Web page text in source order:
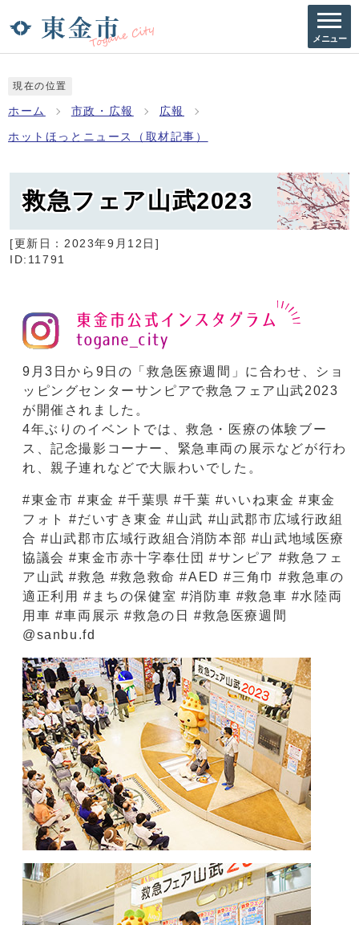
メニュー
現在の位置
ホーム 市政・広報 広報
ホットほっとニュース（取材記事）
救急フェア山武2023
[更新日： 2023年9月12日 ]
ID:11791
9月3日から9日の「救急医療週間」に合わせ、ショ
ッピングセンターサンピアで救急フェア山武2023
が開催されました。
4年ぶりのイベントでは、救急・医療の体験ブー
ス、記念撮影コーナー、緊急車両の展示などが行わ
れ、親子連れなどで大賑わいでした。
#東金市 #東金 #千葉県 #千葉 #いいね東金 #東金
フォト #だいすき東金 #山武 #山武郡市広域行政組
合 #山武郡市広域行政組合消防本部 #山武地域医療
協議会 #東金市赤十字奉仕団 #サンピア #救急フェ
ア山武 #救急 #救急救命 #AED #三角巾 #救急車の
適正利用 #まちの保健室 #消防車 #救急車 #水陸両
用車 #車両展示 #救急の日 #救急医療週間
@sanbu.fd